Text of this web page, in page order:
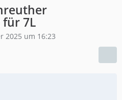
7L
2025 um 16:23